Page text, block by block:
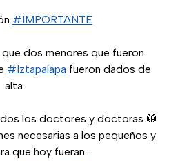
#IMPORTANTE
dos menores que fueron
#Iztapalapa fueron dados de
alta.
los doctores y doctoras 🥼
necesarias a los pequeños y
que hoy fueran…